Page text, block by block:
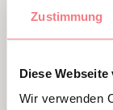
Zustimmung
Diese
Wir verwenden
TERRAZZA